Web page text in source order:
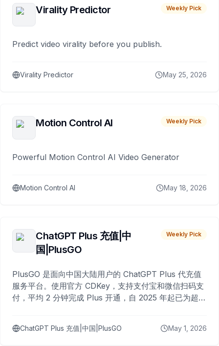
Virality Predictor Weekly Pick
Predict video virality before you publish.
Virality Predictor May 25, 2026
Motion Control AI Weekly Pick
Powerful Motion Control AI Video Generator
Motion Control AI May 18, 2026
ChatGPT Plus 充值|中
国|PlusGO
Weekly Pick
PlusGO 是面向中国大陆用户的 ChatGPT Plus 代充值
服务平台。使用官方 CDKey，支持支付宝和微信扫码支
付，平均 2 分钟完成 Plus 开通，自 2025 年起已为超过
ChatGPT Plus 充值|中国|PlusGO May 1, 2026